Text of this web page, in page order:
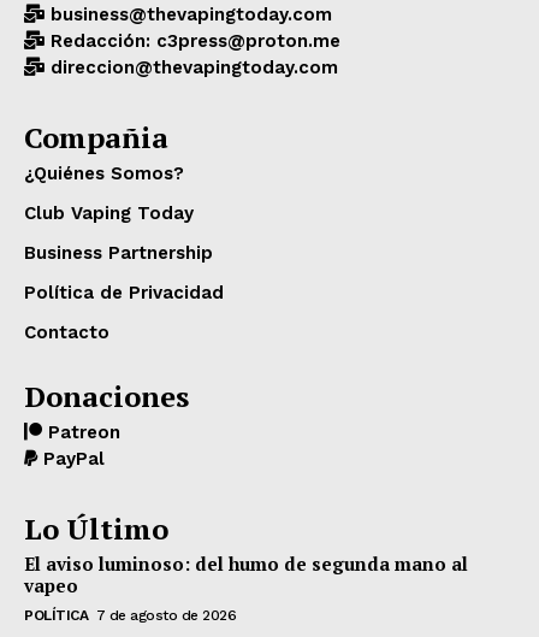
business@thevapingtoday.com
Redacción: c3press@proton.me
direccion@thevapingtoday.com
Compañia
¿Quiénes Somos?
Club Vaping Today
Business Partnership
Política de Privacidad
Contacto
Donaciones
Patreon
PayPal
Lo Último
El aviso luminoso: del humo de segunda mano al
vapeo
POLÍTICA 7 de agosto de 2026